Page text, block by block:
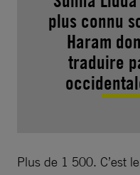
plus connu
Haram
traduire
Plus de 1 500. C’est